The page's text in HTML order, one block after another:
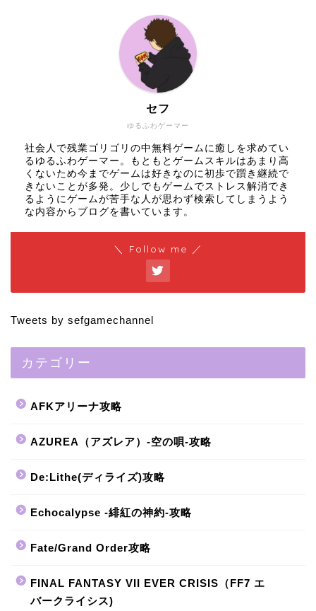
ゆるふわゲーマー
セフ
社会人で残業ゴリゴリの中無料ゲームに癒しを求めてい
るゆるふわゲーマー。もともとゲームスキルはあまり高
くないため今までゲームは好きなのに初歩で躓き継続で
きないことが多発。少しでもゲームでストレス解消でき
るようにゲームが苦手な人が思わず検索してしまうよう
な内容からブログを書いています。
＼ Follow me ／
Tweets by sefgamechannel
カテゴリー
AFKアリーナ攻略
AZUREA（アズレア）-空の唄-攻略
De:Lithe(ディライズ)攻略
Echocalypse -緋紅の神約-攻略
Fate/Grand Order攻略
FINAL FANTASY VII EVER CRISIS（FF7 エ
バークライシス)